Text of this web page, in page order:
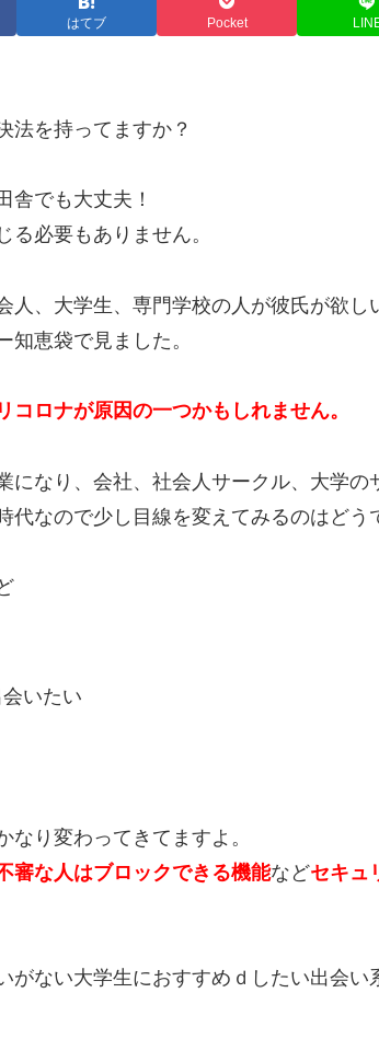
はてブ Pocket
法を持ってますか？
舎でも大丈夫！
必要もありません。
、大学生、専門学校の人が彼氏が欲し
知恵袋で見ました。
ロナが原因の一つかもしれません。
になり、会社、社会人サークル、大学の
代なので少し目線を変えてみるのはどう
いたい
り変わってきてますよ。
審な人はブロックできる機能などセキュ
がない大学生におすすめｄしたい出会い